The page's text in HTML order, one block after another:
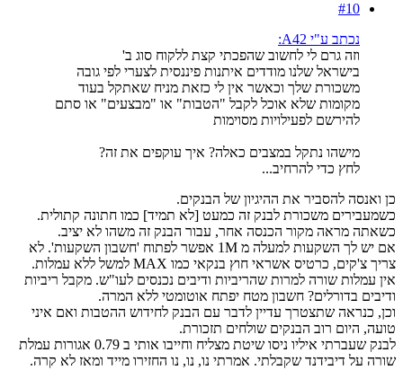
#10
נכתב ע"י A42:
וזה גרם לי לחשוב שהפכתי קצת ללקוח סוג ב'
בישראל שלנו מודדים איתנות פיננסית לצערי לפי גובה
משכורת שלך וכאשר אין לי כזאת מניח שאתקל בעוד
מקומות שלא אוכל לקבל "הטבות" או "מבצעים" או סתם
להירשם לפעילויות מסוימות
מישהו נתקל במצבים כאלה? איך עוקפים את זה?
לחץ כדי להרחיב...
כן ואנסה להסביר את ההיגיון של הבנקים.
כשמעבירים משכורת לבנק זה כמעט [לא תמיד] כמו חתונה קתולית.
כשאתה מראה מקור הכנסה אחר, עבור הבנק זה משהו לא יציב.
אם יש לך השקעות למעלה מ 1M אפשר לפתוח 'חשבון השקעות'. לא
צריך צ'קים, כרטיס אשראי חוץ בנקאי כמו MAX למשל ללא עמלות.
אין עמלות שורה למרות שהריביות ודיבים נכנסים לעו"ש. מקבל ריביות
ודיבים בדורלים? חשבון מטח יפתח אוטומטי ללא המרה.
וכן, כנראה שתצטרך עדיין לדבר עם הבנק לחידוש ההטבות ואם איני
טועה, היום רוב הבנקים שולחים תזכורת.
לבנק שעברתי איליו ניסו שיטת מצליח וחייבו אותי ב 0.79 אגורות עמלת
שורה על דיבידנד שקבלתי. אמרתי נו, נו, נו החזירו מייד ומאז לא קרה.